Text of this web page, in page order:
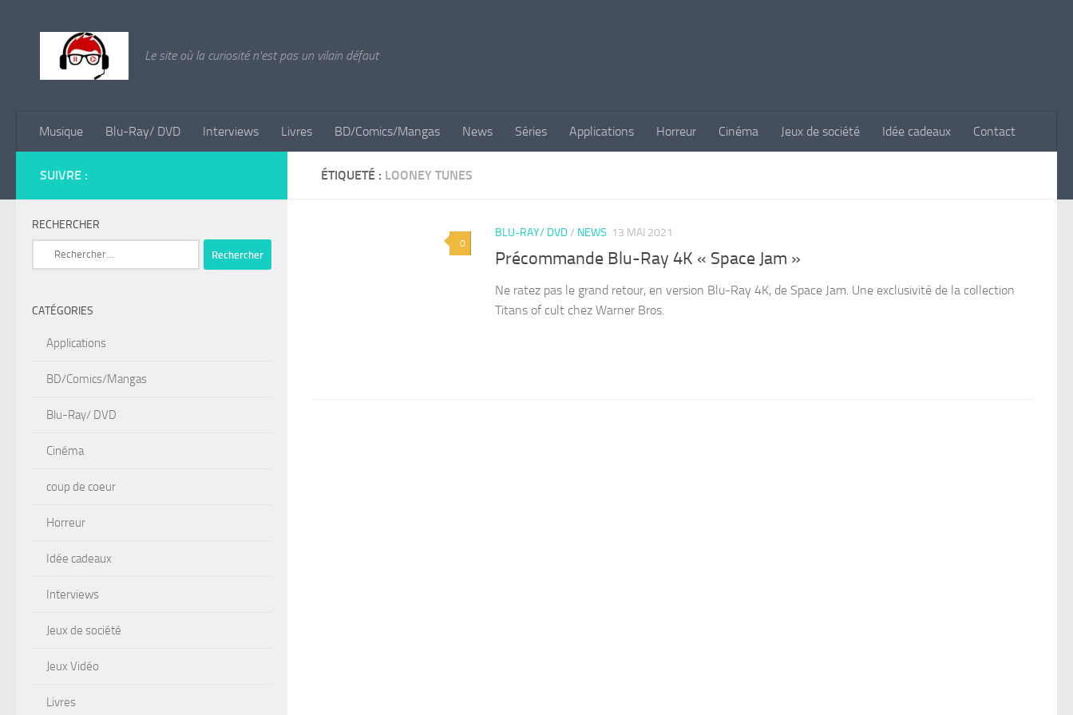
Le site où la curiosité n'est pas un vilain défaut
Musique Blu-Ray/ DVD Interviews Livres BD/Comics/Mangas News Séries Applications Horreur Cinéma Jeux de société Idée cadeaux Contact
ÉTIQUETÉ : LOONEY TUNES
0
BLU-RAY/ DVD/ NEWS 13 MAI 2021
Précommande Blu-Ray 4K « Space Jam »
Ne ratez pas le grand retour, en version Blu-Ray 4K, de Space Jam. Une exclusivité de la collection
Titans of cult chez Warner Bros.
SUIVRE :
RECHERCHER
Rechercher :
CATÉGORIES
Applications
BD/Comics/Mangas
Blu-Ray/ DVD
Cinéma
coup de coeur
Horreur
Idée cadeaux
Interviews
Jeux de société
Jeux Vidéo
Livres